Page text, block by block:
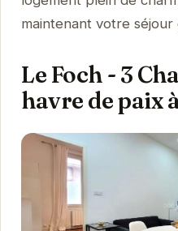
maintenant votre séjour
Le Foch - 3
havre de paix